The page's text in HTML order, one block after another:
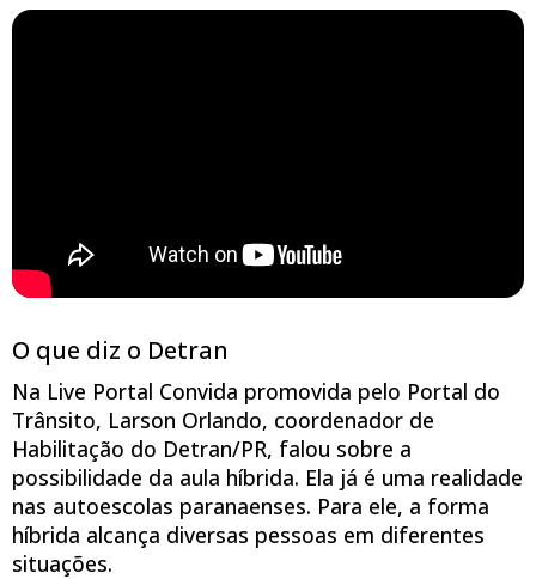
O que diz o Detran
Na Live Portal Convida promovida pelo Portal do
Trânsito, Larson Orlando, coordenador de
Habilitação do Detran/PR, falou sobre a
possibilidade da aula híbrida. Ela já é uma realidade
nas autoescolas paranaenses. Para ele, a forma
híbrida alcança diversas pessoas em diferentes
situações.